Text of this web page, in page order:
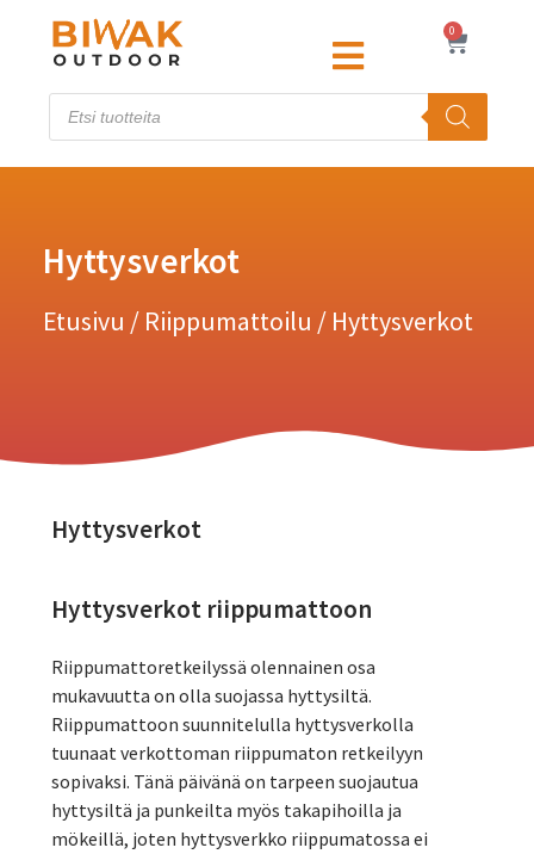
0
Hyttysverkot
Etusivu / Riippumattoilu / Hyttysverkot
Hyttysverkot
Hyttysverkot riippumattoon
Riippumattoretkeilyssä olennainen osa
mukavuutta on olla suojassa hyttysiltä.
Riippumattoon suunnitelulla hyttysverkolla
tuunaat verkottoman riippumaton retkeilyyn
sopivaksi. Tänä päivänä on tarpeen suojautua
hyttysiltä ja punkeilta myös takapihoilla ja
mökeillä, joten hyttysverkko riippumatossa ei